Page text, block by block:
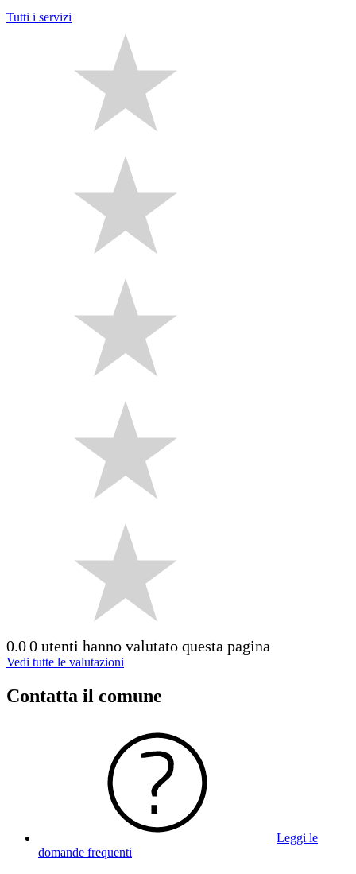
Tutti i servizi
0.00 utenti hanno valutato questa pagina
Vedi tutte le valutazioni
Contatta il comune
Leggi le
domande frequenti